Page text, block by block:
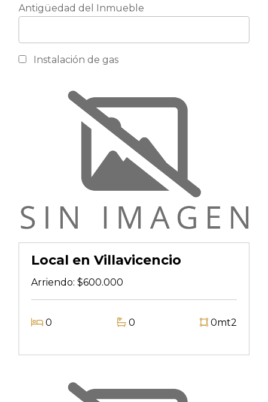
Antigüedad del Inmueble
Instalación de gas
Local en Villavicencio
Arriendo:$600.000
0 0 0mt2